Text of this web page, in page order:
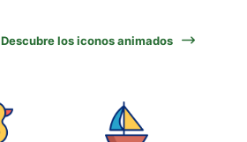
Descubre los iconos animados